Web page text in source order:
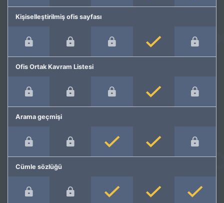
Kişiselleştirilmiş ofis sayfası
Ofis Ortak Kavram Listesi
Arama geçmişi
Cümle sözlüğü